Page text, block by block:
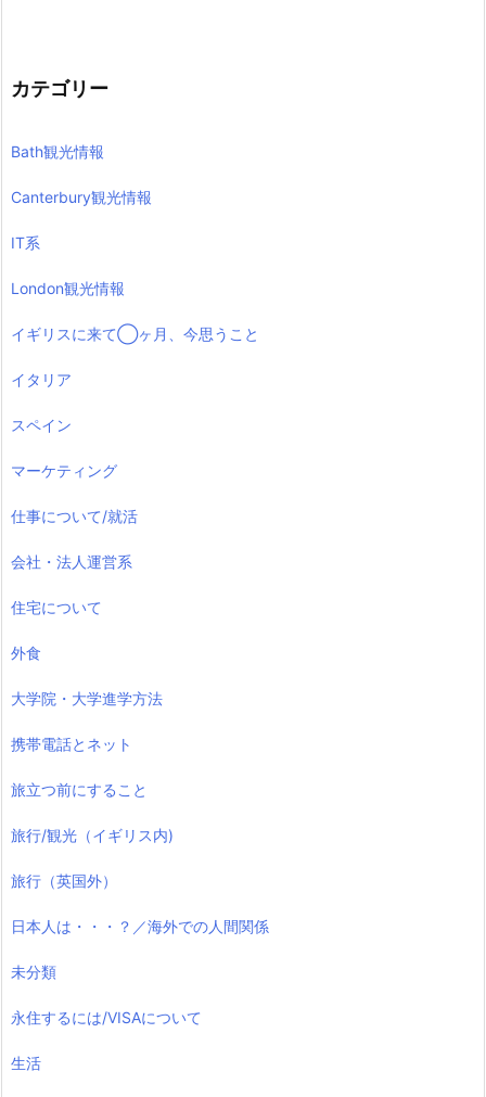
カテゴリー
Bath観光情報
Canterbury観光情報
IT系
London観光情報
イギリスに来て◯ヶ月、今思うこと
イタリア
スペイン
マーケティング
仕事について/就活
会社・法人運営系
住宅について
外食
大学院・大学進学方法
携帯電話とネット
旅立つ前にすること
旅行/観光（イギリス内)
旅行（英国外）
日本人は・・・？／海外での人間関係
未分類
永住するには/VISAについて
生活